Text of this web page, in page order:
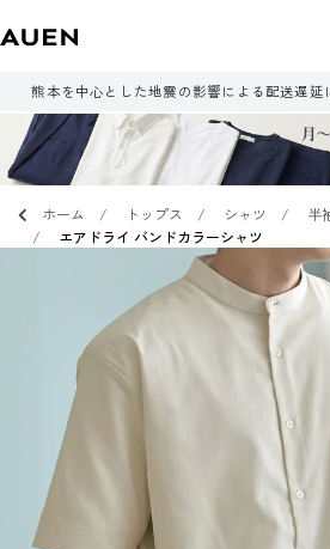
熊本を中心とした地震の影響による配送遅延
ホーム トップス シャツ
半
エアドライ バンドカラーシャツ